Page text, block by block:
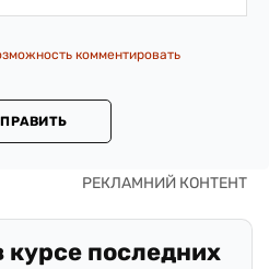
комментировать
курсе последних